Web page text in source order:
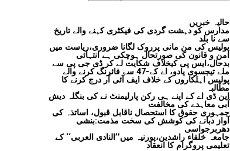
حالیہ خبریں
مدارس کو دہشت گردی کی فیکٹری کہنے والے تاریخ
سے نا بلد
پولیس کی من مانی پرروک لگانا ضروری،ریاست میں
امن و قانون کی صورتحال ہوچکی ہے انتہائی
بدحال،ایس پی کیخلاف شکایت لے کر ڈی جی پی سے
ملے تیجسوی یادو، اے کے-47 سے فائرنگ کرنے والے
پولیس اہلکاروں کے خلاف ایف آئی آر درج کرنے کا
مطالبہ
این ڈی اے کے اپنے ہی رکن پارلیمنٹ نے کی بنگلہ دیش
آبی معاہدے کی مخالفت
جمہوری حقوق کا استحصال ناقابل قبول، اساتذہ کی
آواز دبانے کی کوشش کی سخت مذمت:بنشی
دھربرجواسی
جامعہ خلفاء راشدین،پورنیہ میں’’النادی العربی‘‘ کے
تعلیمی پروگرام کا انعقاد